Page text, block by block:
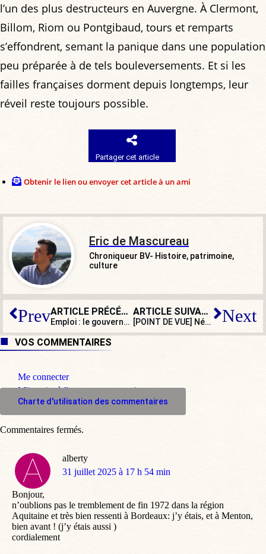
l’un des plus destructeurs en Auvergne. À Clermont,
Billom, Riom ou Pontgibaud, tours et remparts
s’effondrent, semant la panique dans une population
peu préparée à de tels bouleversements. Et si les
failles françaises dorment depuis longtemps, leur
réveil reste toujours possible.
Partager cet article
Obtenir le lien ou envoyer cet article à un ami
Eric de Mascureau
Chroniqueur BV- Histoire, patrimoine,
culture
Prev ARTICLE PRÉCÉDENT
Emploi : le gouvernement britannique cherche un «
ARTICLE SUIVANT
[POINT DE VUE] Négociations avec Trump, TVA : l’Europe, cette machine à subir et à taxer Next
VOS COMMENTAIRES
Me connecter
M'inscrire à l'espace commentaire
Charte d'utilisation des commentaires
alberty
dit
31 juillet 2025 à 17 h 54 min
Bonjour,
n’oublions pas le tremblement de fin 1972 dans la région
Aquitaine et très bien ressenti à Bordeaux: j’y étais, et à Menton,
bien avant ! (j’y étais aussi )
cordialement
Commentaires fermés.